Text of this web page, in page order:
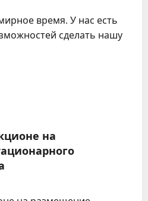
время. У нас есть
сделать нашу
на